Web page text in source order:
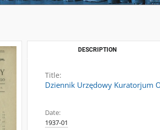
DESCRIPTION
Title:
Dziennik Urzędowy Kuratorjum
Date:
1937-01